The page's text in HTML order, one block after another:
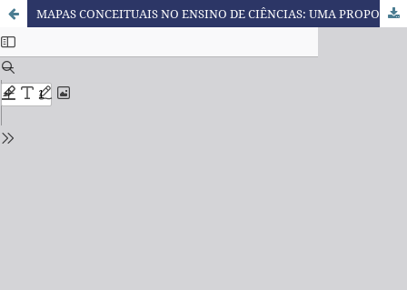
MAPAS CONCEITUAIS NO ENSINO DE CIÊNCIAS: UMA PROPOSTA PARA A APRENDIZAGEM SIGNIFICATIVA DE CONCEITOS CIENTÍFICOS NOS ANOS INICIAIS